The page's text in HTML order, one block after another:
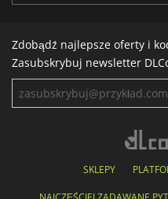
Zdobądź najlepsze oferty i
Zasubskrybuj newsletter
SKLEPY